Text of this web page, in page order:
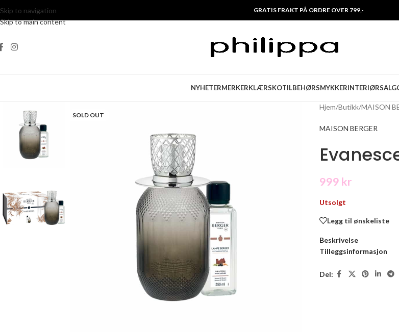
Skip to navigation
Skip to main content
GRATIS FRAKT PÅ ORDRE OVER 799,-
NYHETERMERKERKLÆRSKOTILBEHØRSMYKKERINTERIØRSALG
SOLD OUT
Hjem/Butikk/MAISON
MAISON BERGER
999 kr
Utsolgt
Legg til ønskeliste
Beskrivelse
Tilleggsinformasjon
Del: